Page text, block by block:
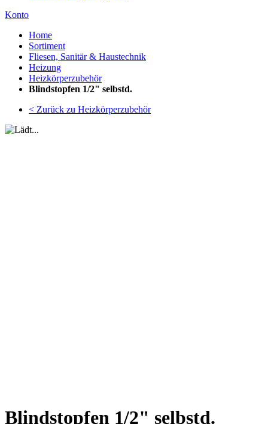
Konto
Home
Sortiment
Fliesen, Sanitär & Haustechnik
Heizung
Heizkörperzubehör
Blindstopfen 1/2" selbstd.
< Zurück zu Heizkörperzubehör
Blindstopfen 1/2" selbstd.